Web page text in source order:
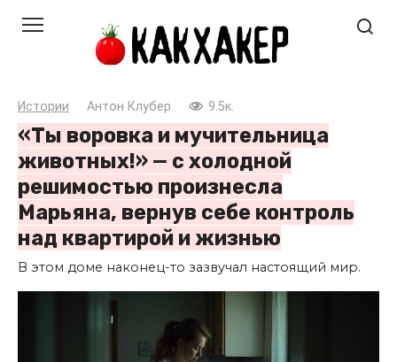
Истории Антон Клубер 9.5к.
«Ты воровка и мучительница
животных!» — с холодной
решимостью произнесла
Марьяна, вернув себе контроль
над квартирой и жизнью
В этом доме наконец-то зазвучал настоящий мир.